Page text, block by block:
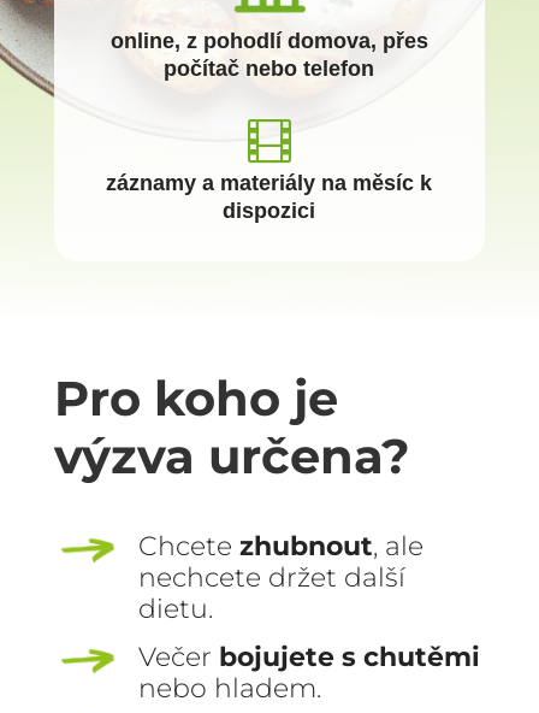
online, z pohodlí domova, přes
počítač nebo telefon

záznamy a materiály na měsíc k
dispozici
Pro koho je
výzva určena?
Chcete zhubnout, ale
nechcete držet další
dietu.
Večer bojujete s chutěmi
nebo hladem.